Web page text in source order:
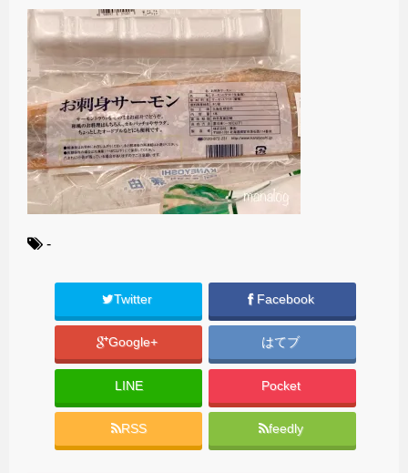
-
Twitter Facebook
Google+ はてブ
LINE Pocket
RSS feedly